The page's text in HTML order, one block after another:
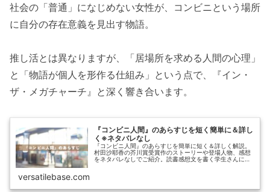
社会の「普通」になじめない女性が、コンビニという場所
に自分の存在意義を見出す物語。
推し活とは異なりますが、「居場所を求める人間の心理」
と「物語が個人を形作る仕組み」という点で、『イン・
ザ・メガチャーチ』と深く響き合います。
『コンビニ人間』のあらすじを短く簡単に＆詳し
く※ネタバレなし
『コンビニ人間』のあらすじを簡単に短く＆詳しく解説。
村田沙耶香の芥川賞受賞作のストーリーや登場人物、感想
をネタバレなしでご紹介。読書感想文を書く学生さんにも
versatilebase.com